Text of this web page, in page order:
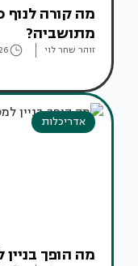
מה קורה
מתושביה?
זוהר שחר לוי
אדריכלות
מה הופך